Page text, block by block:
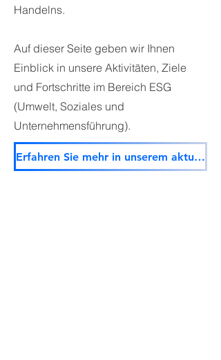
Handelns.
Auf dieser Seite geben wir Ihnen
Einblick in unsere Aktivitäten, Ziele
und Fortschritte im Bereich ESG
(Umwelt, Soziales und
Unternehmensführung).
Erfahren Sie mehr in unserem aktuellen ESG-Bericht.